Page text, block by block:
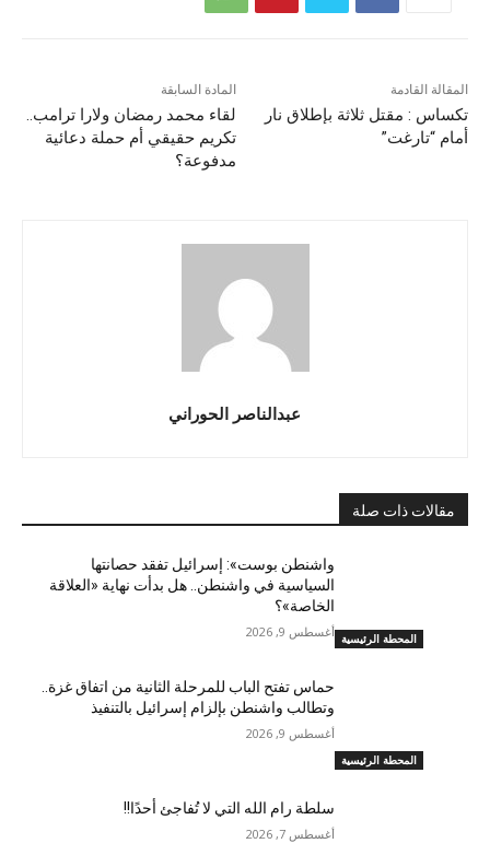
المادة السابقة
لقاء محمد رمضان ولارا ترامب..
تكريم حقيقي أم حملة دعائية
مدفوعة؟
المقالة القادمة
تكساس : مقتل ثلاثة بإطلاق نار
أمام “تارغت”
عبدالناصر الحوراني
مقالات ذات صلة
المحطة الرئيسية
واشنطن بوست»: إسرائيل تفقد حصانتها
السياسية في واشنطن.. هل بدأت نهاية «العلاقة
الخاصة»؟
أغسطس 9, 2026
المحطة الرئيسية
حماس تفتح الباب للمرحلة الثانية من اتفاق غزة..
وتطالب واشنطن بإلزام إسرائيل بالتنفيذ
أغسطس 9, 2026
سلطة رام الله التي لا تُفاجئ أحدًا!!
أغسطس 7, 2026